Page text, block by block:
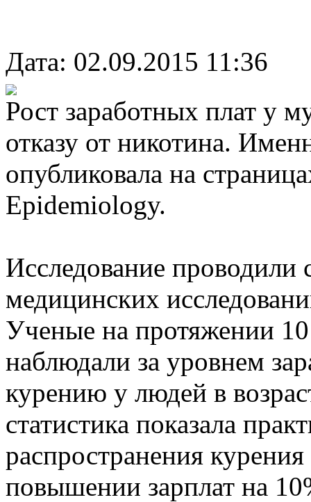
Дата: 02.09.2015 11:36
Рост заработных плат у
отказу от никотина.
опубликовала на
Epidemiology.
Исследование проводили
медицинских
Ученые на протяжении
наблюдали за уровнем
курению у людей в
статистика показала
распространения
повышении зарплат на